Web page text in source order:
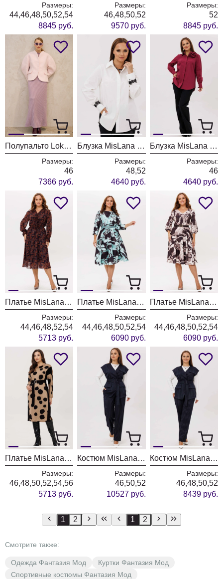
Размеры:
44,46,48,50,52,54
8845 руб.
Размеры:
46,48,50,52
9570 руб.
Размеры:
52
8845 руб.
Полупальто Lokka 1717
Размеры:
46
7366 руб.
Блузка MisLana 12412
Размеры:
48,52
4640 руб.
Блузка MisLana 1241
Размеры:
46
4640 руб.
Платье MisLana 970 черника
Размеры:
44,46,48,52,54
5713 руб.
Платье MisLana 1841
Размеры:
44,46,48,50,52,54
6090 руб.
Платье MisLana 1840
Размеры:
44,46,48,50,52,54
6090 руб.
Платье MisLana 1238
Размеры:
46,48,50,52,54,56
5713 руб.
Костюм MisLana 12521
Размеры:
46,50,52
10527 руб.
Костюм MisLana 1252
Размеры:
46,48,50,52
8439 руб.
1 2 1 2
Смотрите также:
Одежда Фантазия Мод
Куртки Фантазия Мод
Спортивные костюмы Фантазия Мод